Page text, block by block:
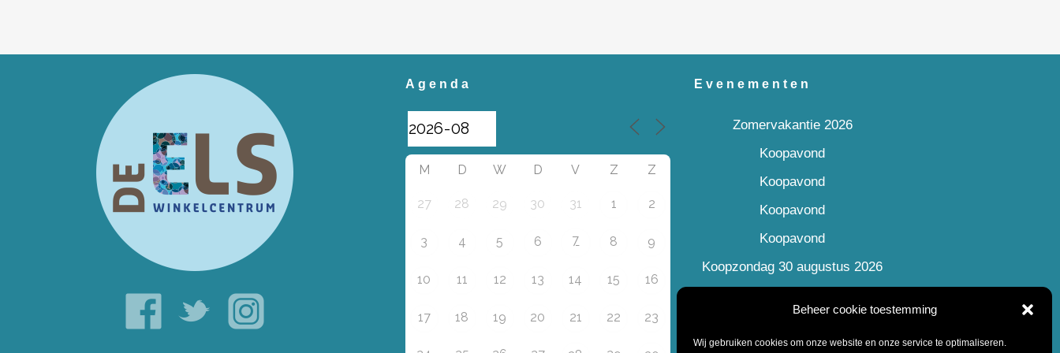
Beheer cookie toestemming
Wij gebruiken cookies om onze website en onze service te optimaliseren.
Agenda
M D W D V Z Z
27 28 29 30 31 1 2
3 4 5 6 7 8 9
10 11 12 13 14 15 16
17 18 19 20 21 22 23
Evenementen
Zomervakantie 2026
Koopavond
Koopavond
Koopavond
Koopavond
Koopzondag 30 augustus 2026